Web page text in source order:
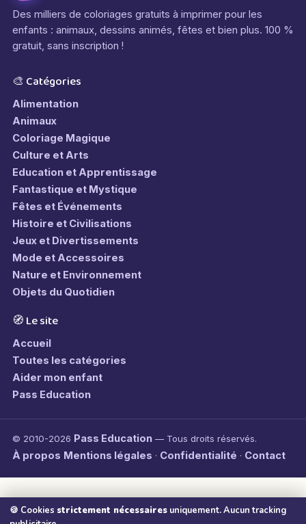
Des milliers de coloriages gratuits à imprimer pour les
enfants : animaux, dessins animés, fêtes et bien plus. 100 %
gratuit, sans inscription !
🎨 Catégories
Alimentation
Animaux
Coloriage Magique
Culture et Arts
Education et Apprentissage
Fantastique et Mystique
Fêtes et Événements
Histoire et Civilisations
Jeux et Divertissements
Mode et Accessoires
Nature et Environnement
Objets du Quotidien
🧭 Le site
Accueil
Toutes les catégories
Aider mon enfant
Pass Education
© 2010-2026 Pass Education— Tous droits réservés.
À propos Mentions légales · Confidentialité · Contact
🍪 Cookies strictement nécessaires uniquement. Aucun tracking